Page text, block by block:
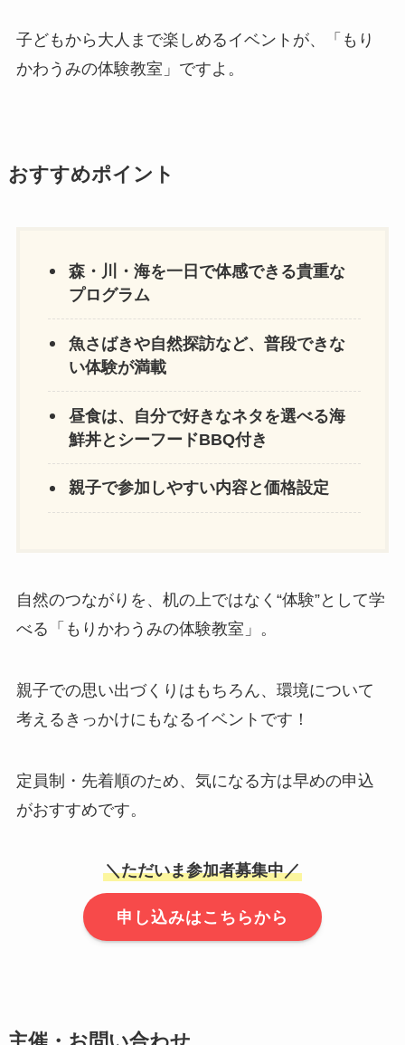
子どもから大人まで楽しめるイベントが、「もり
かわうみの体験教室」ですよ。
おすすめポイント
森・川・海を一日で体感できる貴重な
プログラム
魚さばきや自然探訪など、普段できな
い体験が満載
昼食は、自分で好きなネタを選べる海
鮮丼とシーフードBBQ付き
親子で参加しやすい内容と価格設定
自然のつながりを、机の上ではなく“体験”として学
べる「もりかわうみの体験教室」。
親子での思い出づくりはもちろん、環境について
考えるきっかけにもなるイベントです！
定員制・先着順のため、気になる方は早めの申込
がおすすめです。
＼ただいま参加者募集中／
申し込みはこちらから